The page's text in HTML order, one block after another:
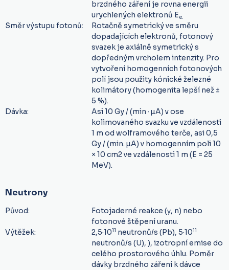
brzdného záření je rovna energii
urychlených elektronů Ee.
Směr výstupu fotonů:
Rotačně symetrický ve směru
dopadajících elektronů, fotonový
svazek je axiálně symetrický s
dopředným vrcholem intenzity. Pro
vytvoření homogenních fotonových
polí jsou použity kónické železné
kolimátory (homogenita lepší než ±
5 %).
Dávka:
Asi 10 Gy / (min · µA) v ose
kolimovaného svazku ve vzdálenosti
1 m od wolframového terče, asi 0,5
Gy / (min. µA) v homogenním poli 10
× 10 cm2 ve vzdálenosti 1 m (E = 25
MeV).
Neutrony
Původ:
Fotojaderné reakce (γ, n) nebo
fotonové štěpení uranu.
Výtěžek:
2,5·1011 neutronů/s (Pb), 5·1011
neutronů/s (U), ), izotropní emise do
celého prostorového úhlu. Poměr
dávky brzdného záření k dávce